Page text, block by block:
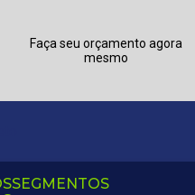
Faça seu orçamento agora
mesmo
SEGMENTOS